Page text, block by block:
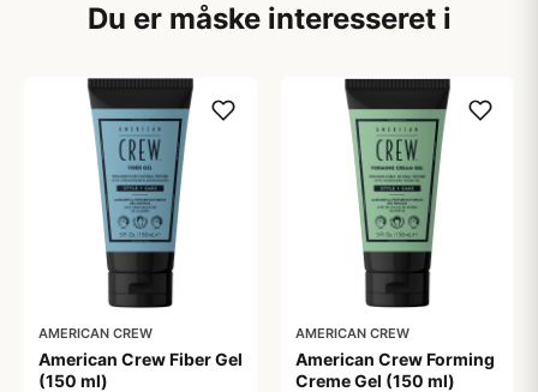
Du er måske interesseret i
AMERICAN CREW
American Crew Fiber Gel
(150 ml)
AMERICAN CREW
American Crew Forming
Creme Gel (150 ml)